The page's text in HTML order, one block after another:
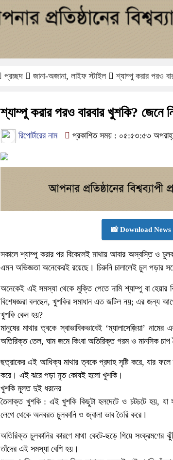
প্রচ্ছদ জানা-অজানা, লাইফ স্টাইল শ্যাম্পু করার পরও
শ্যাম্পু করার পরও বারবার খুশকি? জেনে
রিপোর্টারের নাম প্রকাশিত সময় : ০৫:৫৩:৫৩
📸 Download
সকালে শ্যাম্পু করার পর বিকেলেই মাথায় আবার অস্বস্তি ও
এমন অভিজ্ঞতা অনেকেরই রয়েছে। চিরুনি চালালেই চুল পড়ার
অনেকেই এই সমস্যা থেকে মুক্তি পেতে দামি শ্যাম্পু বা হেয়ার
বিশেষজ্ঞরা বলছেন, খুশকির সমাধান এত জটিল নয়; এর জন্য
খুশকি কেন হয়?
মানুষের মাথার ত্বকে স্বাভাবিকভাবেই ‘ম্যালাসেজ়িয়া’
অতিরিক্ত তেল, ঘাম জমে কিংবা অতিরিক্ত গরম ও মানসিক
ছত্রাকের এই আধিক্য মাথার ত্বকে প্রদাহ সৃষ্টি করে, যার
করে। এই ঝরে পড়া মৃত কোষই হলো খুশকি।
খুশকি মূলত দুই ধরনের
তৈলাক্ত খুশকি : এই খুশকি কিছুটা হলদেটে ও চটচটে হয়,
লেগে থেকে অনবরত চুলকানি ও জ্বালা ভাব তৈরি করে।
অতিরিক্ত চুলকানির কারণে মাথা কেটে-ছড়ে গিয়ে সংক্রমণের
তাঁদের এই সমস্যা বেশি হয়।